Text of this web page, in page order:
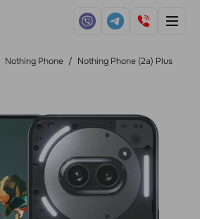
Nothing Phone / Nothing Phone (2a) Plus